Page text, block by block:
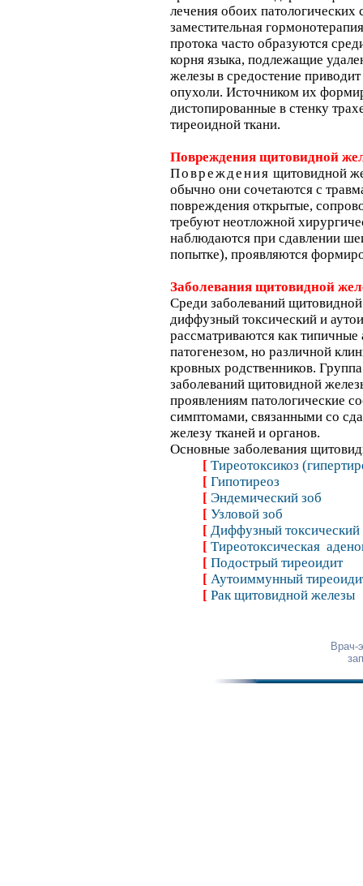
лечения обоих
заместительная
протока часто образуются
корня языка, подлежащие
железы в средостение
опухоли. Источником их
дистопированные в стенку
тиреоидной ткани.
Повреждения щитовидной
Повреждения щитовидной
обычно они сочетаются с
повреждения открытые,
требуют неотложной
наблюдаются при сдавлении
попытке), проявляются
Заболевания щитовидной
Среди заболеваний
диффузный токсический и
рассматриваются как
патогенезом, но различной
кровных родственников.
заболеваний щитовидной
проявлениям патологические
симптомами, связанными со
железу тканей и органов.
Основные заболевания
[ Тиреотоксикоз
[ Гипотиреоз
[ Эндемический зоб
[ Узловой зоб
[ Диффузный токсический
[ Тиреотоксическая
[ Подострый тиреоидит
[ Аутоиммунный
[ Рак щитовидной железы
Врач-